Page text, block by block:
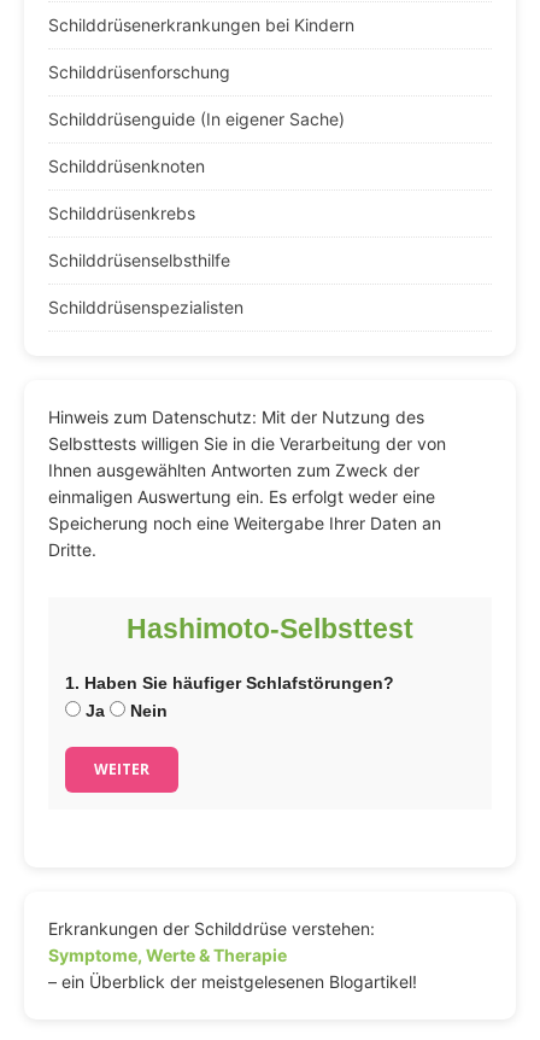
Schilddrüsenerkrankungen bei Kindern
Schilddrüsenforschung
Schilddrüsenguide (In eigener Sache)
Schilddrüsenknoten
Schilddrüsenkrebs
Schilddrüsenselbsthilfe
Schilddrüsenspezialisten
Hinweis zum Datenschutz: Mit der Nutzung des
Selbsttests willigen Sie in die Verarbeitung der von
Ihnen ausgewählten Antworten zum Zweck der
einmaligen Auswertung ein. Es erfolgt weder eine
Speicherung noch eine Weitergabe Ihrer Daten an
Dritte.
Hashimoto-Selbsttest
1. Haben Sie häufiger Schlafstörungen?
Ja
Nein
WEITER
Erkrankungen der Schilddrüse verstehen:
Symptome, Werte & Therapie
– ein Überblick der meistgelesenen Blogartikel!